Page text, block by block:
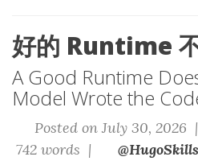
好的 Runtime
A Good Runtime
Model Wrote the
Posted on July 30, 2026 |
742 words |
@HugoSkills